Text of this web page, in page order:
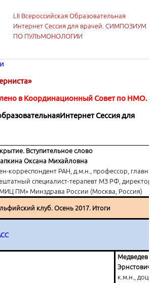
LII Всероссийская Образовательная
Интернет Сессия для врачей. СИМПОЗИУМ
ПО ПУЛЬМОНОЛОГИИ
в Координационный Совет по НМО.
Сессия для
Вступительное слово
Оксана Михайловна
корреспондент РАН, д.м.н., профессор,
специалист-терапевт МЗ РФ,
ПМ» Минздрава России (Москва, Россия)
клуб. Осень 2017. Итоги
Медведев
Эрнстович
к.м.н.,